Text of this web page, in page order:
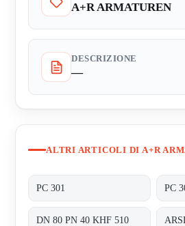
A+R ARMATUREN
DESCRIZIONE
—
ALTRI ARTICOLI DI A+R
PC 301 PC
DN 80 PN 40 KHF 510